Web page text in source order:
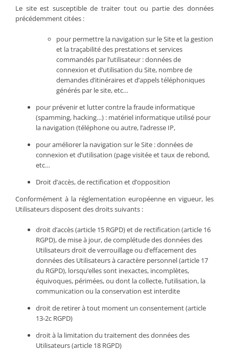
Le site est susceptible de traiter tout ou partie des données
précédemment citées :
pour permettre la navigation sur le Site et la gestion
et la traçabilité des prestations et services
commandés par l’utilisateur : données de
connexion et d’utilisation du Site, nombre de
demandes d’itinéraires et d’appels téléphoniques
générés par le site, etc…
pour prévenir et lutter contre la fraude informatique
(spamming, hacking…) : matériel informatique utilisé pour
la navigation (téléphone ou autre, l’adresse IP,
pour améliorer la navigation sur le Site : données de
connexion et d’utilisation (page visitée et taux de rebond,
etc…
Droit d’accès, de rectification et d’opposition
Conformément à la réglementation européenne en vigueur, les
Utilisateurs disposent des droits suivants :
droit d’accès (article 15 RGPD) et de rectification (article 16
RGPD), de mise à jour, de complétude des données des
Utilisateurs droit de verrouillage ou d’effacement des
données des Utilisateurs à caractère personnel (article 17
du RGPD), lorsqu’elles sont inexactes, incomplètes,
équivoques, périmées, ou dont la collecte, l’utilisation, la
communication ou la conservation est interdite
droit de retirer à tout moment un consentement (article
13-2c RGPD)
droit à la limitation du traitement des données des
Utilisateurs (article 18 RGPD)